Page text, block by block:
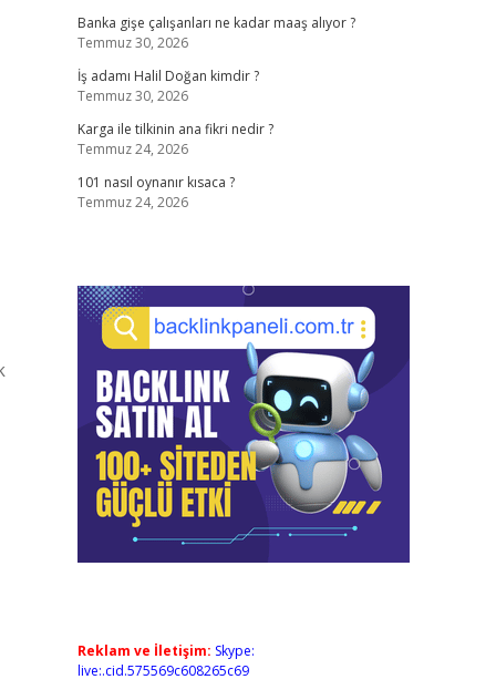
Banka gişe çalışanları ne kadar maaş alıyor ?
Temmuz 30, 2026
İş adamı Halil Doğan kimdir ?
Temmuz 30, 2026
Karga ile tilkinin ana fikri nedir ?
Temmuz 24, 2026
101 nasıl oynanır kısaca ?
Temmuz 24, 2026
Reklam ve İletişim: Skype:
live:.cid.575569c608265c69